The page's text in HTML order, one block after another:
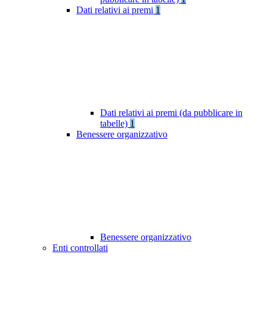
Dati relativi ai premi 1
Dati relativi ai premi (da pubblicare in
tabelle) 1
Benessere organizzativo
Benessere organizzativo
Enti controllati